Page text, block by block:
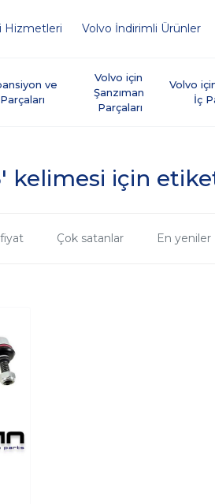
Hizmetleri Volvo İndirimli Ürünler
ve
Volvo için
Şanzıman
Parçaları
Volvo
İç
kelimesi için
Çok satanlar En yeniler